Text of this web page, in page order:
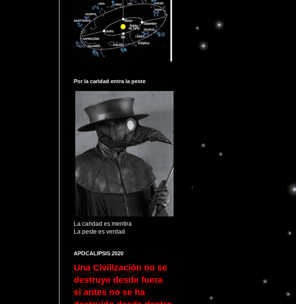
Por la caridad entra la peste
La caridad es mentira
La peste es verdad
APOCALIPSIS 2020
Una Civilización no se
destruye desde fuera
si antes no se ha